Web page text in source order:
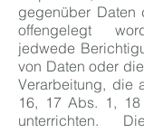
gegenüber Daten
offengelegt
jedwede
von Daten oder
Verarbeitung, die
16, 17 Abs. 1, 18
unterrichten.